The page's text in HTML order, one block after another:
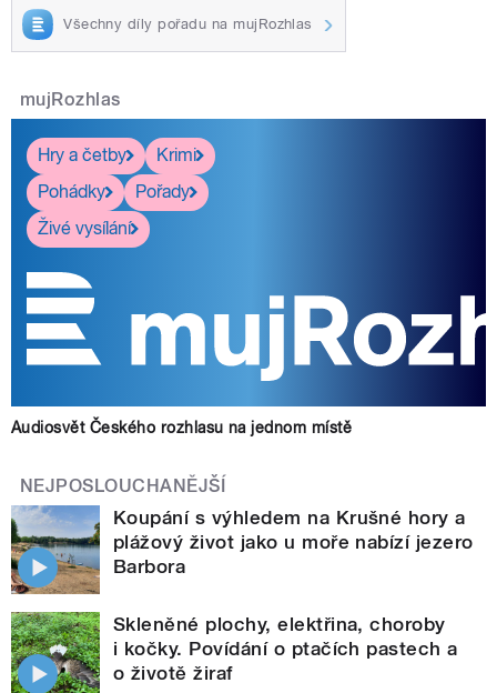
Všechny díly pořadu na mujRozhlas
mujRozhlas
Hry a četby
Krimi
Pohádky
Pořady
Živé vysílání
Audiosvět Českého rozhlasu na jednom místě
NEJPOSLOUCHANĚJŠÍ
Koupání s výhledem na Krušné hory a
plážový život jako u moře nabízí jezero
Barbora
Skleněné plochy, elektřina, choroby
i kočky. Povídání o ptačích pastech a
o životě žiraf